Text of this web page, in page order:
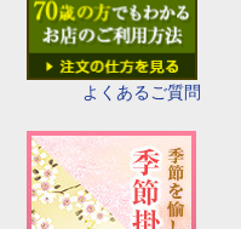
よくあるご質問